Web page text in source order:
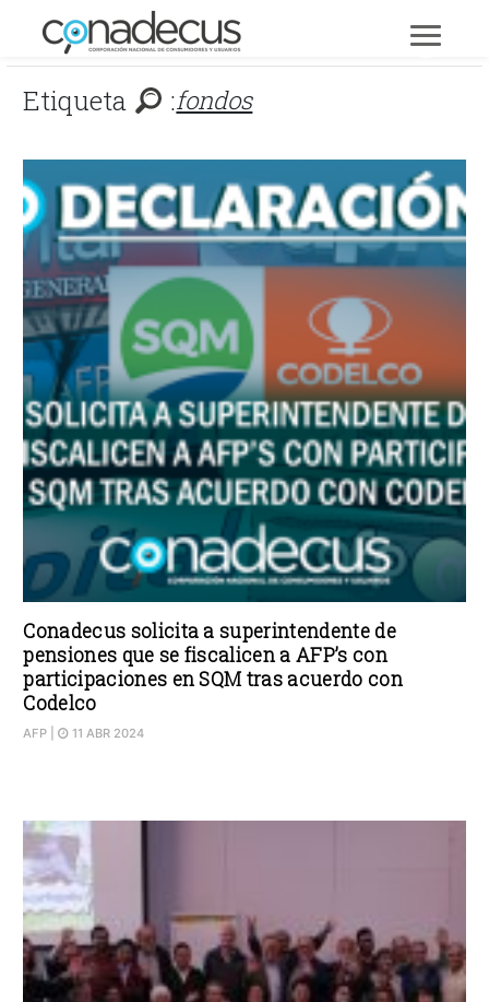
Etiqueta :fondos
Conadecus solicita a superintendente de
pensiones que se fiscalicen a AFP’s con
participaciones en SQM tras acuerdo con
Codelco
AFP | 11 ABR 2024